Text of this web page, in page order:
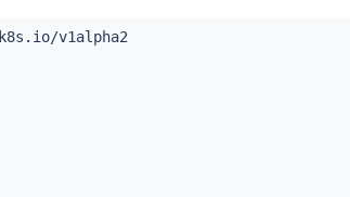
k8s.io/v1alpha2